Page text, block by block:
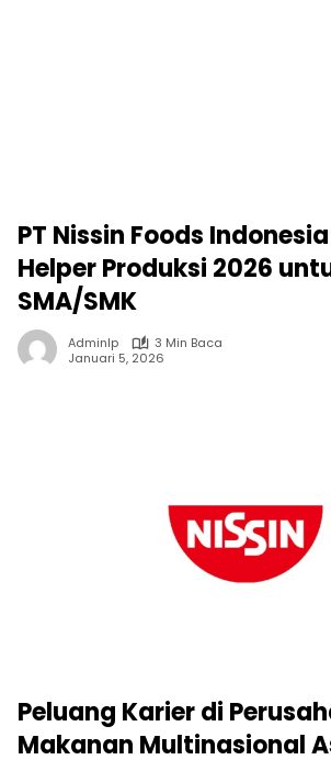
PT Nissin Foods
Helper Produksi 2026
SMA/SMK
Adminlp
3 Min Baca
Januari 5, 2026
Peluang Karier di
Makanan Multinasional